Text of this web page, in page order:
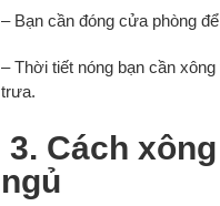
– Bạn cần đóng cửa phòng
– Thời tiết nóng bạn cần
trưa.
3. Cách
ngủ